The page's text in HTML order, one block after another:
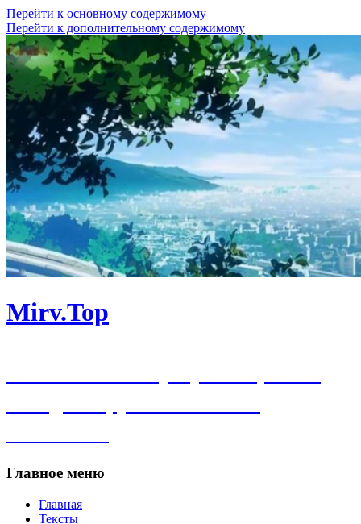
Перейти к основному содержимому
Перейти к дополнительному содержимому
Mirv.Top
Главное меню
Главная
Тексты